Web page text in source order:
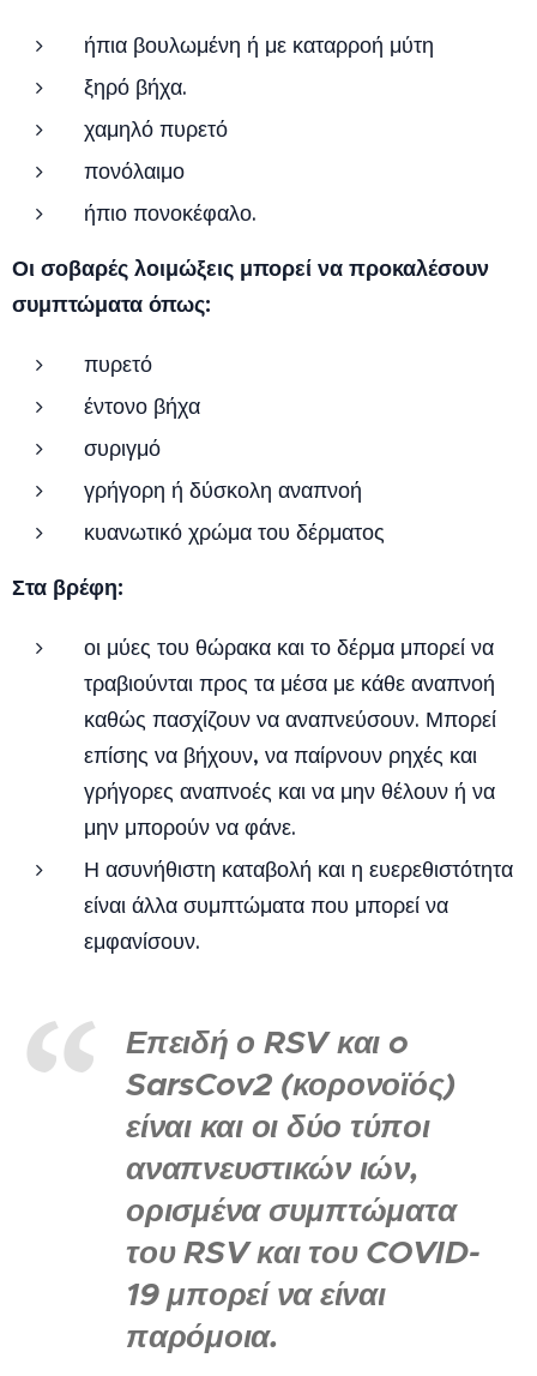
ήπια βουλωμένη ή με καταρροή μύτη
ξηρό βήχα.
χαμηλό πυρετό
πονόλαιμο
ήπιο πονοκέφαλο.
Οι σοβαρές λοιμώξεις μπορεί να προκαλέσουν
συμπτώματα όπως:
πυρετό
έντονο βήχα
συριγμό
γρήγορη ή δύσκολη αναπνοή
κυανωτικό χρώμα του δέρματος
Στα βρέφη:
οι μύες του θώρακα και το δέρμα μπορεί να
τραβιούνται προς τα μέσα με κάθε αναπνοή
καθώς πασχίζουν να αναπνεύσουν. Μπορεί
επίσης να βήχουν, να παίρνουν ρηχές και
γρήγορες αναπνοές και να μην θέλουν ή να
μην μπορούν να φάνε.
Η ασυνήθιστη καταβολή και η ευερεθιστότητα
είναι άλλα συμπτώματα που μπορεί να
εμφανίσουν.
Επειδή ο RSV και o
SarsCov2 (κορονοϊός)
είναι και οι δύο τύποι
αναπνευστικών ιών,
ορισμένα συμπτώματα
του RSV και του COVID-
19 μπορεί να είναι
παρόμοια.